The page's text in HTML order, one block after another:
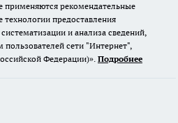
рекомендательные
предоставления
и анализа сведений,
сети "Интернет",
Федерации)». Подробнее